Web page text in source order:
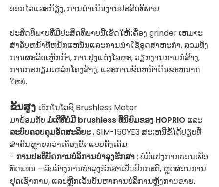
ອອກໄວແລະກ້ຽງ, ການດໍາເນີນງານປະສິດທິພາບ
ປະສິດທິພາບທີ່ມີປະສິດທິພາບນີ້ເຮັດໃຫ້ເຄື່ອງ grinder ເຫມາະ
ສໍາລັບຫນ້າທີ່ຫນັກແຫນ້ນແລະການນໍາໃຊ້ອຸດສາຫະກໍາ, ລວມທັງ
ການຜະລິດເຫຼັກກ້າ, ການປຸງແຕ່ງໂລຫະ, ວຽກງານການກໍ່ສ້າງ,
ການກະກຽມເຫລໍກໂຄງສ້າງ, ແລະການຂັດຫນ້າດິນຂະຫນາດ
ໃຫຍ່.
ຂັ້ນສູງ ເຕັກໂນໂລຊີ Brushless Motor
ມາພ້ອມກັບ ມໍເຕີທີ່ບໍ່ມີ brushless ທີ່ນິຍົມຂອງ HOPRIO ແລະ
ລະບົບຄວບຄຸມອັດສະລິຍະ, S1M-150YE3 ສະເຫນີຂໍ້ໄດ້ປຽບທີ່
ສໍາຄັນຫຼາຍກວ່າເຄື່ອງຂັດແບບດັ້ງເດີມ:
- ການ​ປະ​ຕິ​ບັດ​ການ​ບໍ​ລິ​ການ​ບໍາ​ລຸງ​ຮັກ​ສາ​: ບໍ່​ມີ​ແປງ​ກາກ​ບອນ​ເພື່ອ​
ທົດ​ແທນ – ລົບ​ລ້າງ​ການ​ບໍາ​ລຸງ​ຮັກ​ສາ​ເປັນ​ປົກ​ກະ​ຕິ​, ຫຼຸດ​ຜ່ອນ​ການ​
ຢຸດ​ເຊົາ​ການ​, ແລະ​ຫຼີກ​ເວັ້ນ​ບັນ​ຫາ​ການ​ບໍ​ລິ​ການ​ຫຼັງ​ການ​ຂາຍ​.